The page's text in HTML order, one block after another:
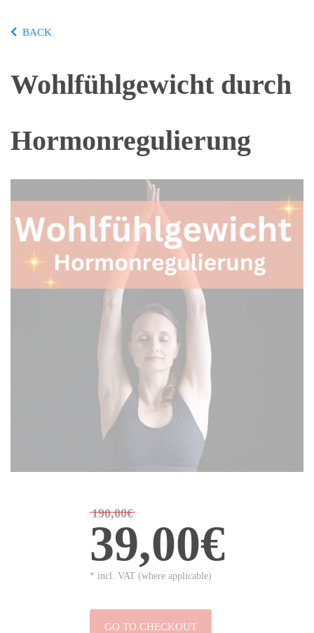
BACK
Wohlfühlgewicht durch
Hormonregulierung
190,00€
39,00€
* incl. VAT (where applicable)
GO TO CHECKOUT